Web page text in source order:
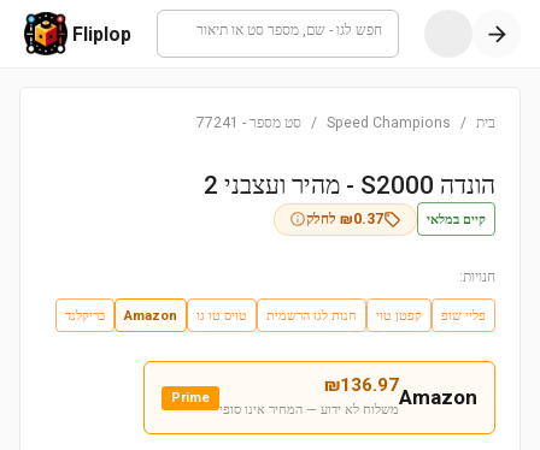
חפש לגו - שם, מספר סט או תיאור Fliplop
בית /
Speed Champions
/ סט מספר -
77241
הונדה S2000 - מהיר ועצבני 2
קיים במלאי ₪0.37 לחלק
חנויות:
פליי שופ קפטן טוי חנות לגו הרשמית טויס טו גו Amazon בריקלנד
Amazon
₪136.97
משלוח לא ידוע — המחיר אינו סופי
Prime